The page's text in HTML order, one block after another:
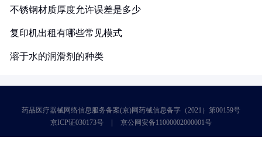
不锈钢材质厚度允许误差是多少
复印机出租有哪些常见模式
溶于水的润滑剂的种类
药品医疗器械网络信息服务备案(京)网药械信息备字（2021）第00159号
京ICP证030173号
京公网安备11000002000001号